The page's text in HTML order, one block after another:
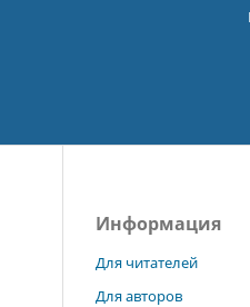
Информация
Для читателей
Для авторов